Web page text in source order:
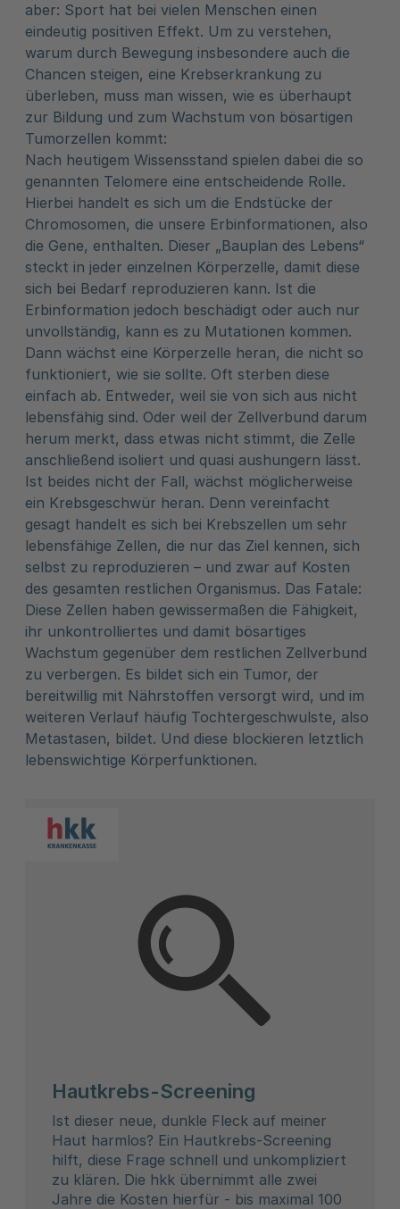
aber: Sport hat bei vielen Menschen einen
eindeutig positiven Effekt. Um zu verstehen,
warum durch Bewegung insbesondere auch die
Chancen steigen, eine Krebserkrankung zu
überleben, muss man wissen, wie es überhaupt
zur Bildung und zum Wachstum von bösartigen
Tumorzellen kommt:
Nach heutigem Wissensstand spielen dabei die so
genannten Telomere eine entscheidende Rolle.
Hierbei handelt es sich um die Endstücke der
Chromosomen, die unsere Erbinformationen, also
die Gene, enthalten. Dieser „Bauplan des Lebens“
steckt in jeder einzelnen Körperzelle, damit diese
sich bei Bedarf reproduzieren kann. Ist die
Erbinformation jedoch beschädigt oder auch nur
unvollständig, kann es zu Mutationen kommen.
Dann wächst eine Körperzelle heran, die nicht so
funktioniert, wie sie sollte. Oft sterben diese
einfach ab. Entweder, weil sie von sich aus nicht
lebensfähig sind. Oder weil der Zellverbund darum
herum merkt, dass etwas nicht stimmt, die Zelle
anschließend isoliert und quasi aushungern lässt.
Ist beides nicht der Fall, wächst möglicherweise
ein Krebsgeschwür heran. Denn vereinfacht
gesagt handelt es sich bei Krebszellen um sehr
lebensfähige Zellen, die nur das Ziel kennen, sich
selbst zu reproduzieren – und zwar auf Kosten
des gesamten restlichen Organismus. Das Fatale:
Diese Zellen haben gewissermaßen die Fähigkeit,
ihr unkontrolliertes und damit bösartiges
Wachstum gegenüber dem restlichen Zellverbund
zu verbergen. Es bildet sich ein Tumor, der
bereitwillig mit Nährstoffen versorgt wird, und im
weiteren Verlauf häufig Tochtergeschwulste, also
Metastasen, bildet. Und diese blockieren letztlich
lebenswichtige Körperfunktionen.
Hautkrebs-Screening
Ist dieser neue, dunkle Fleck auf meiner
Haut harmlos? Ein Hautkrebs-Screening
hilft, diese Frage schnell und unkompliziert
zu klären. Die hkk übernimmt alle zwei
Jahre die Kosten hierfür - bis maximal 100